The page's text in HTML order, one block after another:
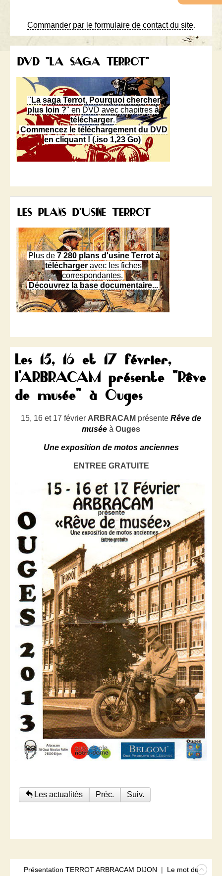
Commander par le formulaire de contact du site.
DVD "LA SAGA TERROT"
" La saga Terrot, Pourquoi chercher
plus loin ?" en DVD avec chapitres à
télécharger.
Commencez le téléchargement du DVD
en cliquant ! (.iso 1,23 Go)
LES PLANS D'USINE TERROT
Plus de 7 280 plans d'usine Terrot à
téléchargeravec les fiches
correspondantes.
Découvrez la base documentaire...
Les 15, 16 et 17 février,
l'ARBRACAM présente "Rêve
de musée" à Ouges
15, 16 et 17 février ARBRACAM présente Rêve de
musée à Ouges
Une exposition de motos anciennes
ENTREE GRATUITE
Les actualités Préc. Suiv.
Présentation TERROT ARBRACAM DIJON | Le mot du